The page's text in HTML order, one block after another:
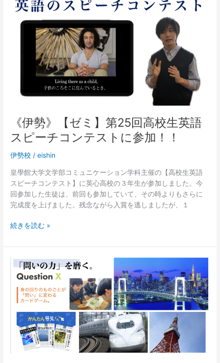
《伊勢》【ゼミ】第25回高校生英語
スピーチコンテストに参加！！
伊勢校 /eishin
皇學館大学文学部コミュニケーション学科主催の【高校生英語
スピーチコンテスト】に英心高校の３年生が参加しました。今
回参加した生徒は、前回も参加していて、その時よりもさらに
完成度を上げました。残念ながら入賞を逃しましたが、１
勢》
【ゼ
ピ
ー
コ
ン
テ
ス
に
加！！
続きを読む »
《伊
勢》
業】
国
語：
修